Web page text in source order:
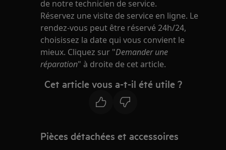
de notre technicien de service.
Réservez une visite de service en ligne. Le
rendez-vous peut être réservé 24h/24,
choisissez la date qui vous convient le
mieux. Cliquez sur "Demander une
réparation" à droite de cet article.
Cet article vous a-t-il été utile ?
Pièces détachées et accessoires